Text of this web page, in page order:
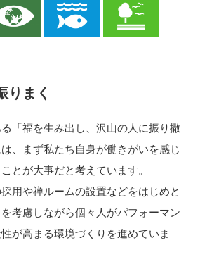
りまく
「福を生み出し、沢山の人に振り撒
、まず私たち自身が働きがいを感じ
とが大事だと考えています。
用や禅ルームの設置などをはじめと
考慮しながら個々人がパフォーマン
が高まる環境づくりを進めていま